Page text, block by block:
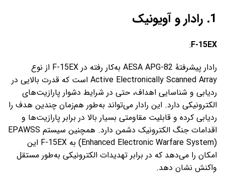
1. رادار و آویونیک
F-15EX
:
رادار پیشرفتهٔ AESA APG-82 به‌کار رفته در F-15EX از نوع
Active Electronically Scanned Array است که قدرت بالایی در
ردیابی و شناسایی اهداف، حتی در شرایط دشوار پارازیت‌های
الکترونیکی دارد. این رادار می‌تواند به‌طور هم‌زمان چندین هدف را
ردیابی کرده و قابلیت مقاومتی بسیار بالا در برابر پارازیت‌ها و
اقدامات جنگ الکترونیک دشمن دارد. همچنین سیستم EPAWSS
(Enhanced Electronic Warfare System) به F-15EX این
امکان را می‌دهد که در برابر تهدیدات الکترونیکی به‌طور مستقل
واکنش نشان دهد.